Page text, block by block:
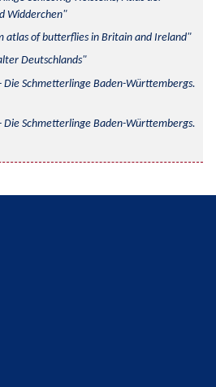
Widderchen
atlas of butterflies in Britain and Ireland
Deutschlands
Die Schmetterlinge Baden-Württembergs.
Die Schmetterlinge Baden-Württembergs.